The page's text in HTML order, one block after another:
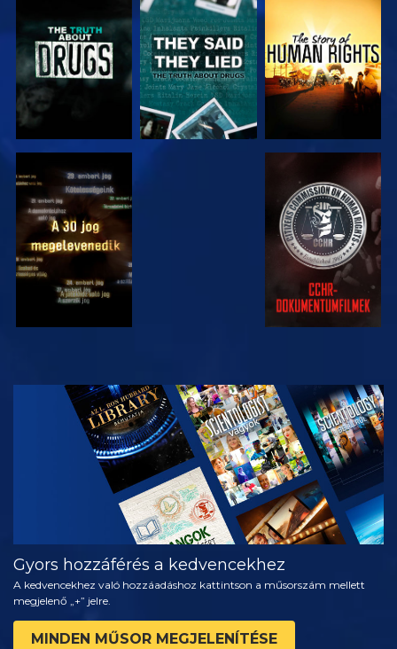
MŰSORNÉZÉS MŰSORNÉZÉS MŰSORNÉZÉS
MŰSORNÉZÉS MŰSORNÉZÉS
MŰSORNÉZÉS
A SOROZAT
RÉSZEI
Gyors hozzáférés a kedvencekhez
A kedvencekhez való hozzáadáshoz kattintson a műsorszám mellett
megjelenő „+” jelre.
MINDEN MŰSOR MEGJELENÍTÉSE